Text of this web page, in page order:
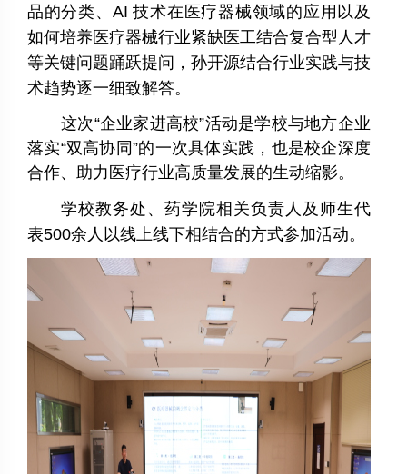
品的分类、 AI技术在医疗器械领域的应用以及
如何培养医疗器械行业紧缺医工结合复合型人才
等关键问题踊跃提问，孙开源结合行业实践与技
术趋势逐一细致解答。
这次“企业家进高校”活动是学校与地方企业
落实“双高协同”的一次具体实践，也是校企深度
合作、助力医疗行业高质量发展的生动缩影。
学校教务处、药学院相关负责人及师生代
表500余人以线上线下相结合的方式参加活动。